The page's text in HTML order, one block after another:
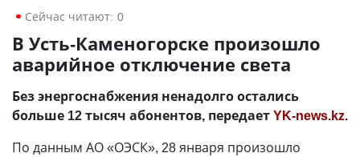
Сейчас читают: 0
В Усть-Каменогорске произошло
аварийное отключение света
Без энергоснабжения ненадолго остались
больше 12 тысяч абонентов, передаетYK-news.kz.
По данным АО «ОЭСК», 28 января произошло